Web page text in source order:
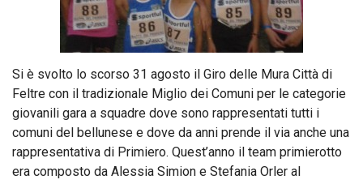
Si è svolto lo scorso 31 agosto il Giro delle Mura Città di
Feltre con il tradizionale Miglio dei Comuni per le categorie
giovanili gara a squadre dove sono rappresentati tutti i
comuni del bellunese e dove da anni prende il via anche una
rappresentativa di Primiero. Quest’anno il team primierotto
era composto da Alessia Simion e Stefania Orler al